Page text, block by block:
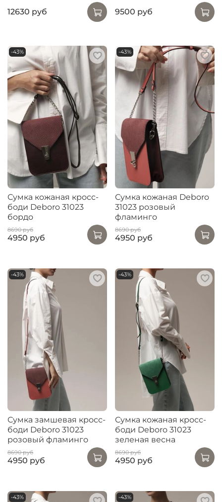
12630 руб
9500 руб
-43%
Сумка кожаная кросс-
боди Deboro 31023
бордо
8690 руб
4950 руб
-43%
Сумка кожаная Deboro
31023 розовый
фламинго
8690 руб
4950 руб
-43%
Сумка замшевая кросс-
боди Deboro 31023
розовый фламинго
8690 руб
4950 руб
-43%
Сумка кожаная кросс-
боди Deboro 31023
зеленая весна
8690 руб
4950 руб
-43% -43%